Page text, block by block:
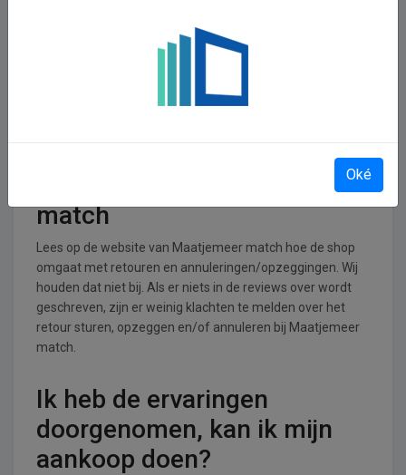
Maatjemeer match
Maatjemeer match is actief in de Dating branche.
match
Lees op de website van Maatjemeer match hoe de shop
omgaat met retouren en annuleringen/opzeggingen. Wij
houden dat niet bij. Als er niets in de reviews over wordt
geschreven, zijn er weinig klachten te melden over het
retour sturen, opzeggen en/of annuleren bij Maatjemeer
match.
Ik heb de ervaringen
doorgenomen, kan ik mijn
aankoop doen?
Oké